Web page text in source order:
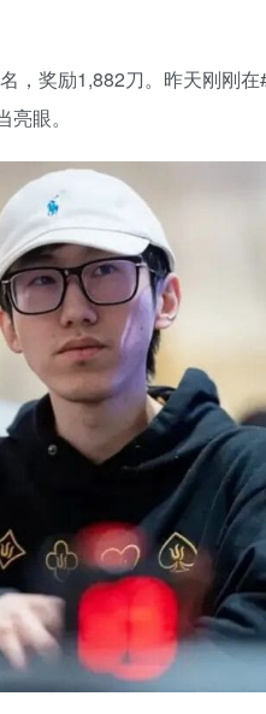
名，奖励1,882刀。昨天刚刚
眼。